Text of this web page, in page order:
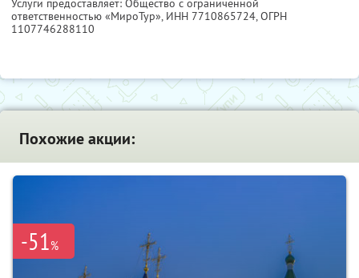
Услуги предоставляет: Общество с ограниченной
ответственностью «МироТур», ИНН 7710865724, ОГРН
1107746288110
Похожие акции:
-51%